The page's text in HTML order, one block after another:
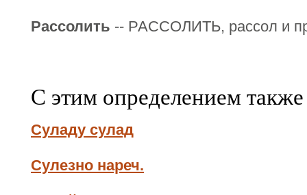
Рассолить -- РАССОЛИТЬ, рассол и
С этим определением
Суладу сулад
Сулезно нареч.